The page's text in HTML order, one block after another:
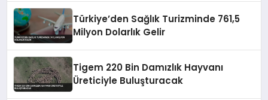
Türkiye’den Sağlık Turizminde 761,5
Milyon Dolarlık Gelir
Tigem 220 Bin Damızlık Hayvanı
Üreticiyle Buluşturacak